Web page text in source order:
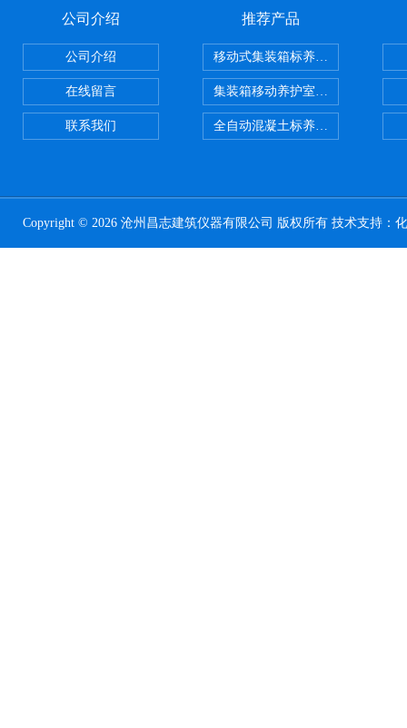
公司介绍
公司介绍
在线留言
联系我们
推荐产品
移动式集装箱标养室 养护室设备
集装箱移动养护室 标养室
全自动混凝土标养室恒温恒湿设备
Copyright © 2026 沧州昌志建筑仪器有限公司 版权所有 技术支持：